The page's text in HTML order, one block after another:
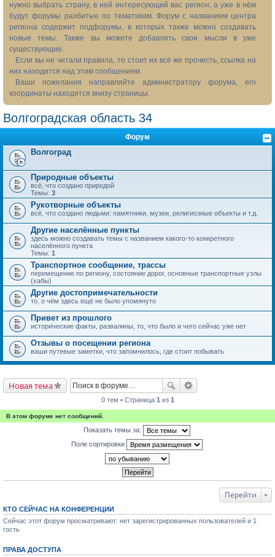
нужно выбрать страну, в ней интересующий вас регион, а уже в нём
будут форумы разбитые по тематикам. Форум с названием центра
региона содержит подфорумы, в которых также можно создавать
новые темы. Также вы можете добавлять свои мысли в уже
существующие.
Если вы не читали правила, то стоит их всё же прочесть, ссылка на
них находится над этим сообщением.
Ваши пожелания направляйте администратору форума, его
координаты находятся внизу страницы.
Волгоградская область 34
Форум
Волгоград
Природные объекты
всё, что создано природой
Темы: 3
Рукотворные объекты
всё, что создано людьми: памятники, музеи, религиозные объекты и т.д.
Другие населённые пункты
здесь можно создавать темы с названием какого-то конкретного
населённого пункта
Темы: 1
Транспортное сообщение, трассы
перемещение по региону, состояние дорог, основные транспортные узлы
(хабы)
Другие достопримечательности
то, о чём здесь ещё не было упомянуто
Привет из прошлого
исторические факты, развалины, то, что было и чего сейчас уже нет
Отзывы о посещении региона
ваши путевые заметки, что запомнилось, где стоит побывать
Новая тема
0 тем • Страница 1 из 1
В этом форуме нет сообщений.
Показать темы за:
Поле сортировки
Перейти
КТО СЕЙЧАС НА КОНФЕРЕНЦИИ
Сейчас этот форум просматривают: нет зарегистрированных пользователей и 1
гость
ПРАВА ДОСТУПА